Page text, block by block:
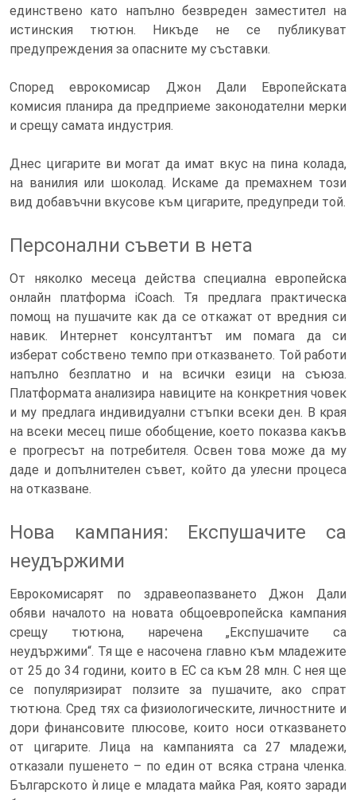
единствено като напълно безвреден заместител на
истинския тютюн. Никъде не се публикуват
предупреждения за опасните му съставки.
Според еврокомисар Джон Дали Европейската
комисия планира да предприеме законодателни мерки
и срещу самата индустрия.
Днес цигарите ви могат да имат вкус на пина колада,
на ванилия или шоколад. Искаме да премахнем този
вид добавъчни вкусове към цигарите, предупреди той.
Персонални съвети в нета
От няколко месеца действа специална европейска
онлайн платформа iCoach. Тя предлага практическа
помощ на пушачите как да се откажат от вредния си
навик. Интернет консултантът им помага да си
изберат собствено темпо при отказването. Той работи
напълно безплатно и на всички езици на съюза.
Платформата анализира навиците на конкретния човек
и му предлага индивидуални стъпки всеки ден. В края
на всеки месец пише обобщение, което показва какъв
е прогресът на потребителя. Освен това може да му
даде и допълнителен съвет, който да улесни процеса
на отказване.
Нова кампания: Експушачите са
неудържими
Еврокомисарят по здравеопазването Джон Дали
обяви началото на новата общоевропейска кампания
срещу тютюна, наречена „Експушачите са
неудържими“. Тя ще е насочена главно към младежите
от 25 до 34 години, които в ЕС са към 28 млн. С нея ще
се популяризират ползите за пушачите, ако спрат
тютюна. Сред тях са физиологическите, личностните и
дори финансовите плюсове, които носи отказването
от цигарите. Лица на кампанията са 27 младежи,
отказали пушенето – по един от всяка страна членка.
Българското ѝ лице е младата майка Рая, която заради